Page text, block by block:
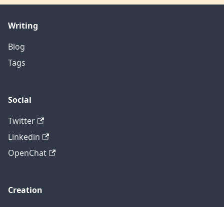
Writing
Blog
Tags
Social
Twitter
Linkedin
OpenChat
Creation